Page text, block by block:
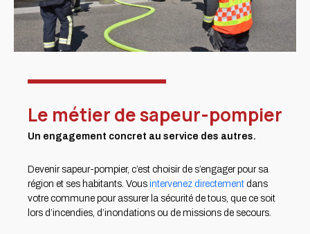
Le métier de sapeur-pompier
Un engagement concret au service des autres.
Devenir sapeur-pompier, c’est choisir de s’engager pour sa
région et ses habitants. Vous intervenez directement dans
votre commune pour assurer la sécurité de tous, que ce soit
lors d’incendies, d’inondations ou de missions de secours.